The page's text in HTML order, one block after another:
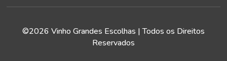
©2026 Vinho Grandes Escolhas | Todos os Direitos
Reservados